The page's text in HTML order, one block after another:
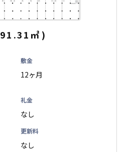
91.31 ㎡ )
敷金
12ヶ月
礼金
なし
更新料
なし